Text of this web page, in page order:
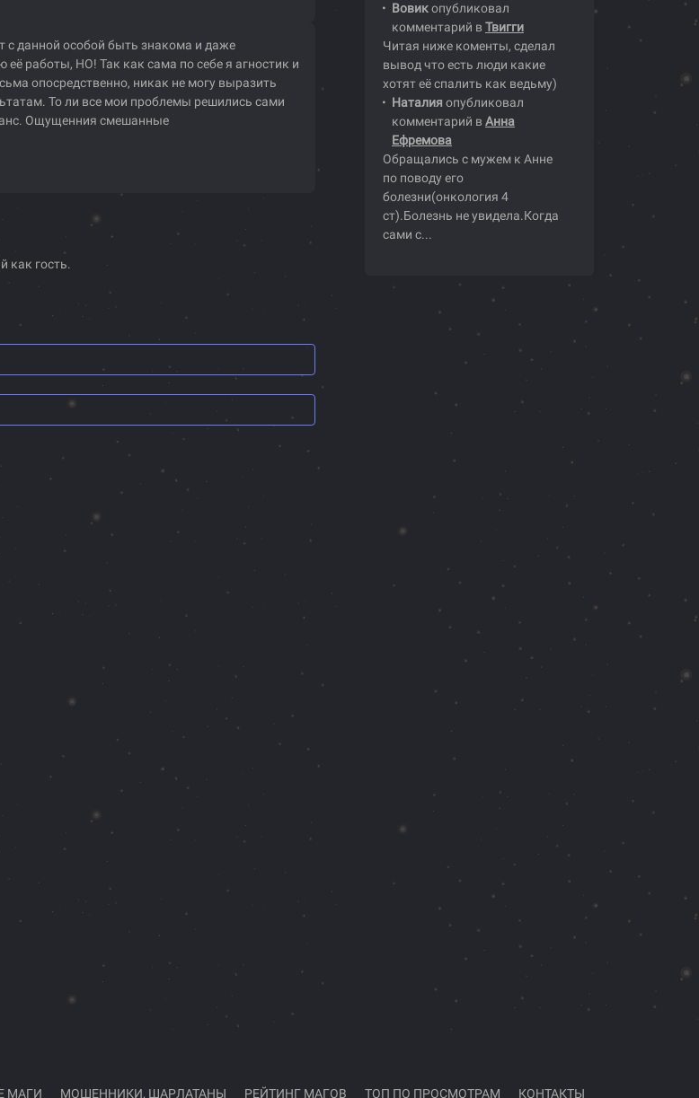
данной особой быть знакома и даже
работы, НО! Так как сама по себе я агностик и
опосредственно, никак не могу выразить
То ли все мои проблемы решились сами
Ощущенния смешанные
как гость.
Вовикопубликовал
комментарий в Твигги
Читая ниже коменты, сделал
вывод что есть люди какие
хотят её спалить как ведьму)
Наталия опубликовал
комментарий в Анна
Ефремова
Обращались с мужем к Анне
по поводу его
болезни(онкология 4
ст).Болезнь не увидела.Когда
сами с...
МАГИ МОШЕННИКИ, ШАРЛАТАНЫ РЕЙТИНГ МАГОВ ТОП ПО ПРОСМОТРАМ КОНТАКТЫ